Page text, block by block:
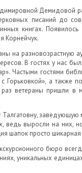
Демидовой
писаний до
книгах.
Корнейчук.
на разновозрастную
В гостях у нас
Частыми гостями
Горьковкой», а также
ветераны пришли
ведь выросли на
шапок просто
бюро
уникальных